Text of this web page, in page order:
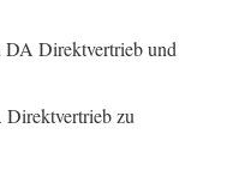
Direktvertrieb und
Direktvertrieb zu